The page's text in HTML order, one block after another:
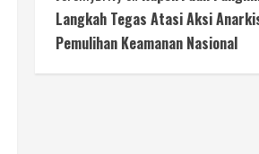
Langkah Tegas Atasi Aksi
Pemulihan Keamanan Nasional